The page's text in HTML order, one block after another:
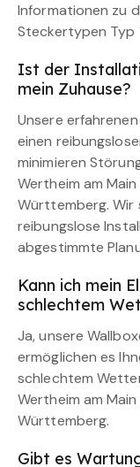
Informationen zu
Steckertypen Typ
Ist der
mein Zuhause?
Unsere
einen
minimieren
Wertheim am
Württemberg. Wir
reibungslose
abgestimmte
Kann ich mein
schlechtem
Ja, unsere
ermöglichen es
schlechtem
Wertheim am
Württemberg.
Gibt es